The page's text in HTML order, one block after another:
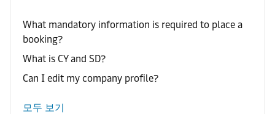
What mandatory information is required to place a
booking?
What is CY and SD?
Can I edit my company profile?
모두 보기